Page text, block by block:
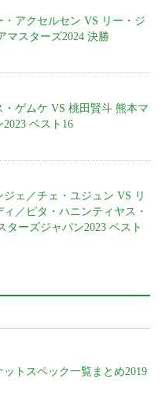
・アクセルセン VS リー・ジ
マスターズ2024 決勝
・ゲムケ VS 桃田賢斗 熊本マ
ベスト16
ジェ／チェ・ユジュン VS リ
ィ／ピタ・ハニンティヤス・
ターズジャパン2023 ベスト
トスペック一覧まとめ2019